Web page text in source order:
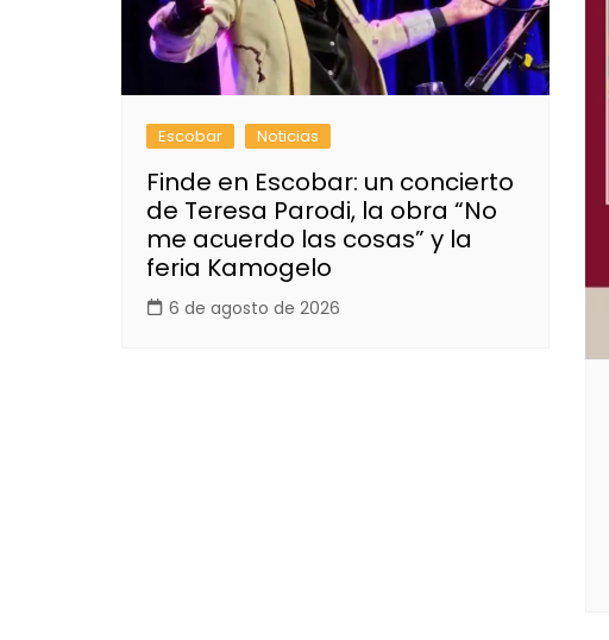
Escobar Noticias
Finde en Escobar: un concierto
de Teresa Parodi, la obra “No
me acuerdo las cosas” y la
feria Kamogelo
6 de agosto de 2026